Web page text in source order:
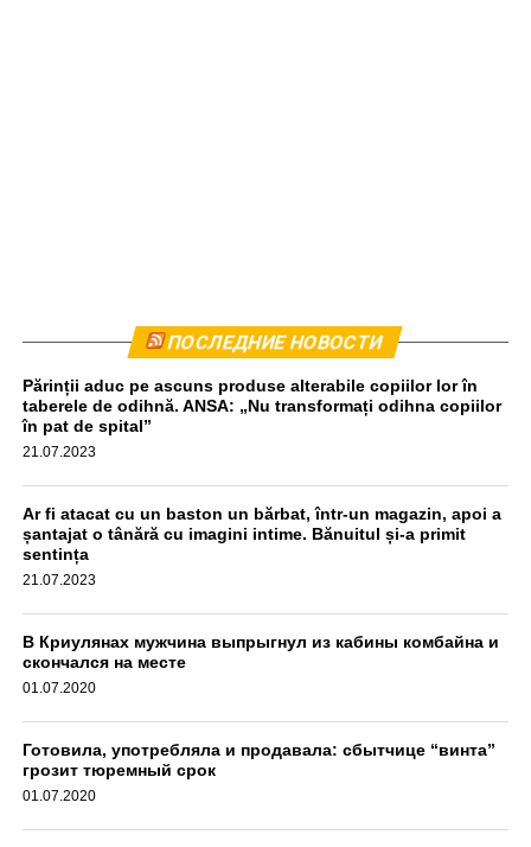
Комбайн был остановлен приблизительно в 440
метрах от места происшествия. Водитель прошел тест
на алкоголь, результат оказался отрицательным,
передаёт unimedia.info. Все обстоятельства инцидента
выясняются.
ПОСЛЕДНИЕ НОВОСТИ
Părinții aduc pe ascuns produse alterabile copiilor lor în
taberele de odihnă. ANSA: „Nu transformați odihna copiilor
în pat de spital”
21.07.2023
Ar fi atacat cu un baston un bărbat, într-un magazin, apoi a
șantajat o tânără cu imagini intime. Bănuitul și-a primit
sentința
21.07.2023
В Криулянах мужчина выпрыгнул из кабины комбайна и
скончался на месте
01.07.2020
Готовила, употребляла и продавала: сбытчице “винта”
грозит тюремный срок
01.07.2020